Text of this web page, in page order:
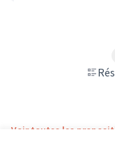
Voir toutes les